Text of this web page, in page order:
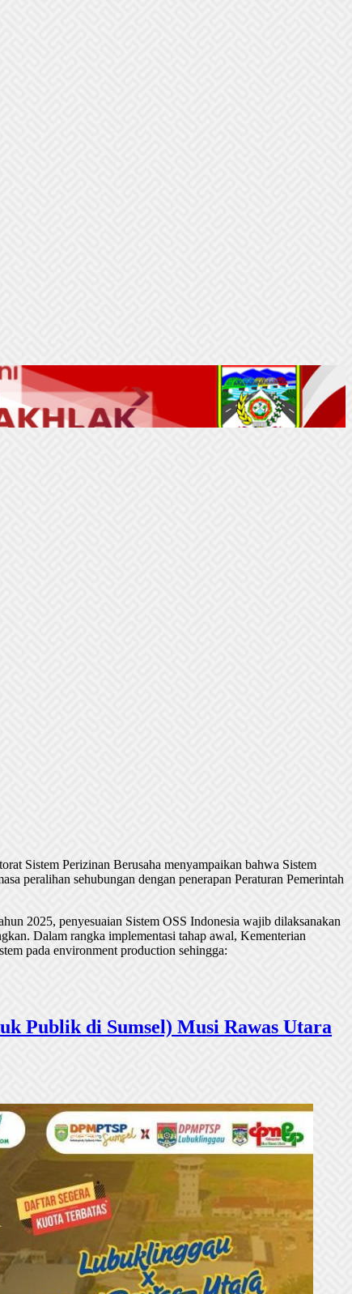
Sistem Perizinan Berusaha menyampaikan bahwa Sistem
peralihan sehubungan dengan penerapan Peraturan Pemerintah
2025, penyesuaian Sistem OSS Indonesia wajib dilaksanakan
Dalam rangka implementasi tahap awal, Kementerian
pada environment production sehingga:
Publik di Sumsel) Musi Rawas Utara